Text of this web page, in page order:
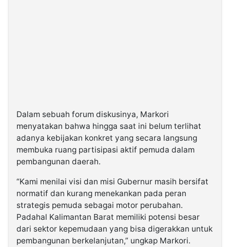
Dalam sebuah forum diskusinya, Markori
menyatakan bahwa hingga saat ini belum terlihat
adanya kebijakan konkret yang secara langsung
membuka ruang partisipasi aktif pemuda dalam
pembangunan daerah.
“Kami menilai visi dan misi Gubernur masih bersifat
normatif dan kurang menekankan pada peran
strategis pemuda sebagai motor perubahan.
Padahal Kalimantan Barat memiliki potensi besar
dari sektor kepemudaan yang bisa digerakkan untuk
pembangunan berkelanjutan,” ungkap Markori.